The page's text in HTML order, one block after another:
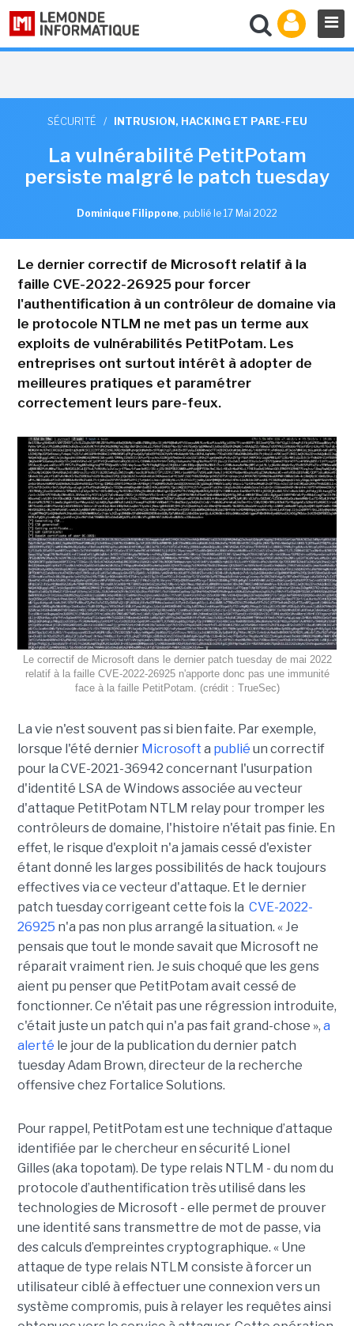
SÉCURITÉ / INTRUSION, HACKING ET PARE-FEU
La vulnérabilité PetitPotam
persiste malgré le patch tuesday
Dominique Filippone, publié le 17 Mai 2022
Le dernier correctif de Microsoft relatif à la
faille CVE-2022-26925 pour forcer
l'authentification à un contrôleur de domaine via
le protocole NTLM ne met pas un terme aux
exploits de vulnérabilités PetitPotam. Les
entreprises ont surtout intérêt à adopter de
meilleures pratiques et paramétrer
correctement leurs pare-feux.
Le correctif de Microsoft dans le dernier patch tuesday de mai 2022
relatif à la faille CVE-2022-26925 n'apporte donc pas une immunité
face à la faille PetitPotam. (crédit : TrueSec)
La vie n'est souvent pas si bien faite. Par exemple,
lorsque l'été dernier Microsoft a publié un correctif
pour la CVE-2021-36942 concernant l'usurpation
d'identité LSA de Windows associée au vecteur
d'attaque PetitPotam NTLM relay pour tromper les
contrôleurs de domaine, l'histoire n'était pas finie. En
effet, le risque d'exploit n'a jamais cessé d'exister
étant donné les larges possibilités de hack toujours
effectives via ce vecteur d'attaque. Et le dernier
patch tuesday corrigeant cette fois la CVE-2022-
26925 n'a pas non plus arrangé la situation. « Je
pensais que tout le monde savait que Microsoft ne
réparait vraiment rien. Je suis choqué que les gens
aient pu penser que PetitPotam avait cessé de
fonctionner. Ce n'était pas une régression introduite,
c'était juste un patch qui n'a pas fait grand-chose », a
alerté le jour de la publication du dernier patch
tuesday Adam Brown, directeur de la recherche
offensive chez Fortalice Solutions.
Pour rappel, PetitPotam est une technique d’attaque
identifiée par le chercheur en sécurité Lionel
Gilles (aka topotam). De type relais NTLM - du nom du
protocole d’authentification très utilisé dans les
technologies de Microsoft - elle permet de prouver
une identité sans transmettre de mot de passe, via
des calculs d’empreintes cryptographique. « Une
attaque de type relais NTLM consiste à forcer un
utilisateur ciblé à effectuer une connexion vers un
système compromis, puis à relayer les requêtes ainsi